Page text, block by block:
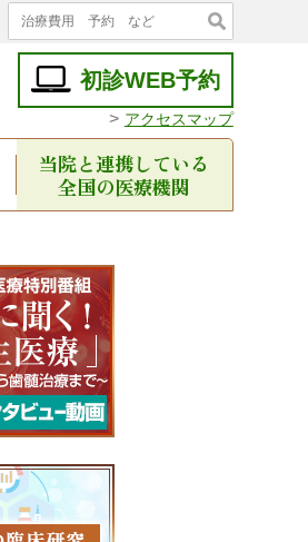
初診WEB予約
> アクセスマップ
当院と連携している
全国の医療機関